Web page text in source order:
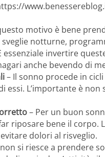
motivo è bene
notturne,
essenziale invertire
anche bevendo di
– Il sonno procede in
essi. L’importante è
– Per un buon
riposare bene il corpo.
dolori al risveglio.
non si riesce a prendere